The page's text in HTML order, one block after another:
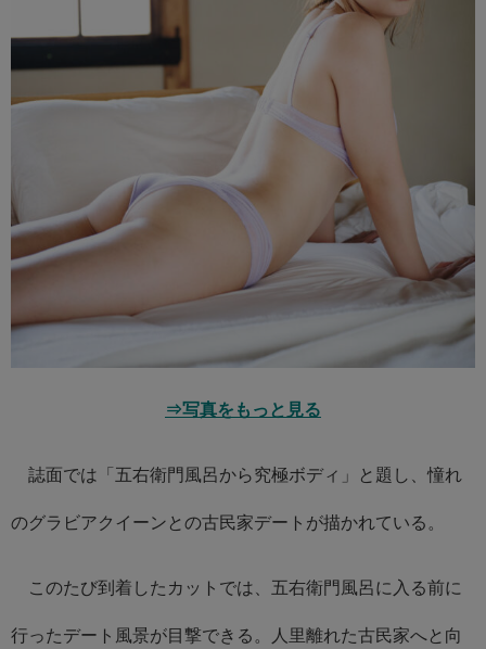
⇒写真をもっと見る
誌面では「五右衛門風呂から究極ボディ」と題し、憧れ
のグラビアクイーンとの古民家デートが描かれている。
このたび到着したカットでは、五右衛門風呂に入る前に
行ったデート風景が目撃できる。人里離れた古民家へと向